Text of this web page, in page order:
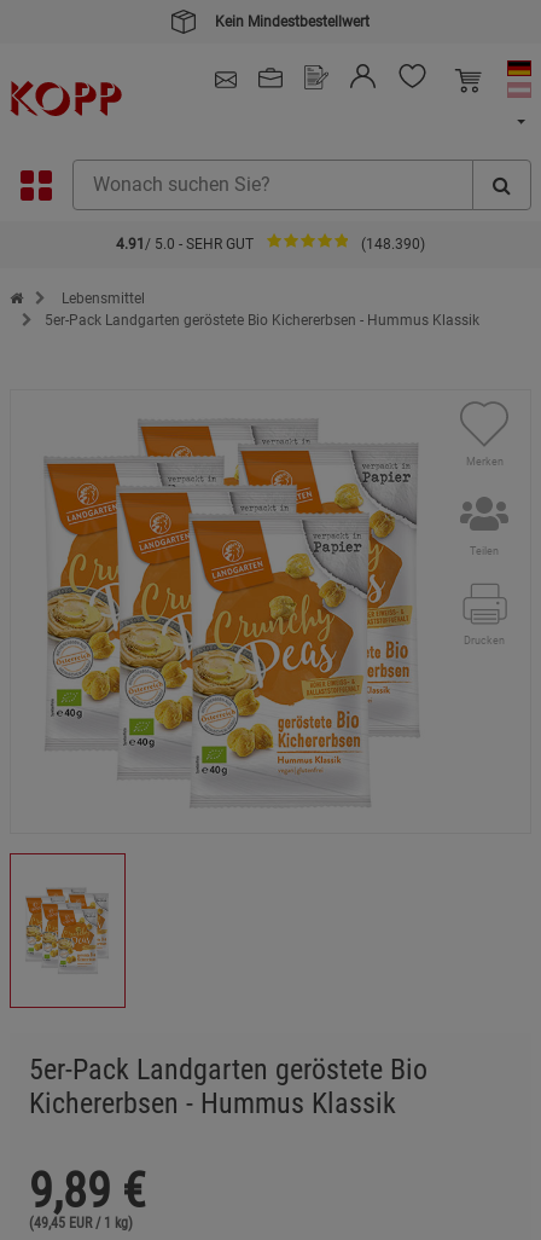
Kein Mindestbestellwert
4.91 / 5.0 - SEHR GUT (148.390)
Zur Startseite des Kopp Verlag Online-Shop
Lebensmittel
5er-Pack Landgarten geröstete Bio Kichererbsen - Hummus Klassik
Merken
Teilen
Drucken
5er-Pack Landgarten geröstete Bio
Kichererbsen - Hummus Klassik
9,89 €
(49,45 EUR / 1 kg)